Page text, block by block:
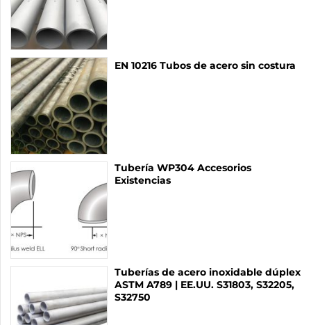
EN 10216 Tubos de acero sin costura
Tubería WP304 Accesorios
Existencias
Tuberías de acero inoxidable dúplex
ASTM A789 | EE.UU. S31803, S32205,
S32750